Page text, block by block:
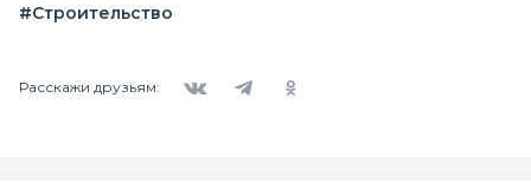
#Строительство
Расскажи друзьям: